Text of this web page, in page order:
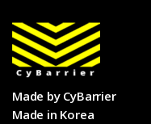
Made by CyBarrier
Made in Korea